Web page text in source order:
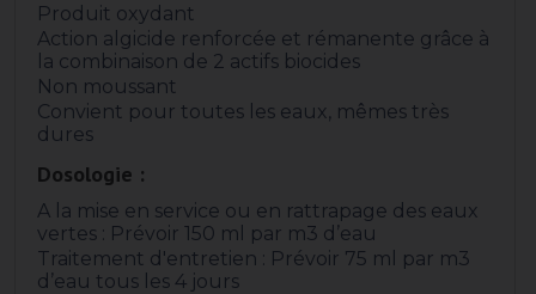
Produit oxydant
Action algicide renforcée et rémanente grâce à
la combinaison de 2 actifs biocides
Non moussant
Convient pour toutes les eaux, mêmes très
dures
Dosologie :
A la mise en service ou en rattrapage des eaux
vertes : Prévoir 150 ml par m3 d’eau
Traitement d'entretien : Prévoir 75 ml par m3
d’eau tous les 4 jours